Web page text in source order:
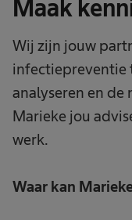
Maak
Wij zijn jouw
infectiepreventie
analyseren en de
Marieke jou
werk.
Waar kan